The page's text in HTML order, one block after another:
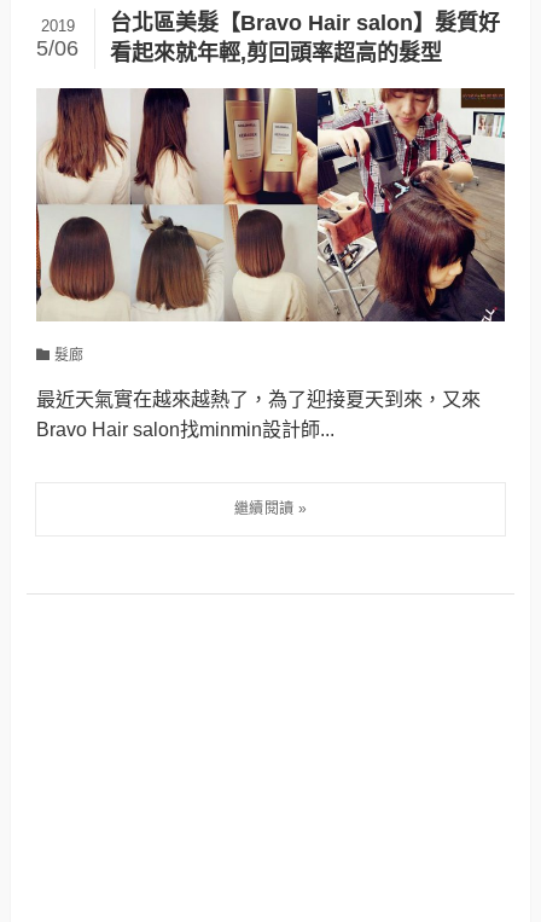
台北區美髮【Bravo Hair salon】髮質好
看起來就年輕,剪回頭率超高的髮型
2019
5/06
髮廊
最近天氣實在越來越熱了，為了迎接夏天到來，又來
Bravo Hair salon找minmin設計師...